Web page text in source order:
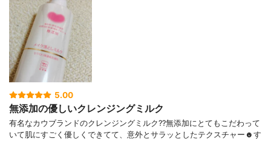
5.00
無添加の優しいクレンジングミルク
有名なカウブランドのクレンジングミルク??無添加にとてもこだわって
いて肌にすごく優しくできてて、意外とサラッとしたテクスチャー☻す